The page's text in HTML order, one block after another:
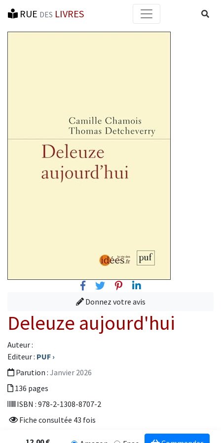
RUE DES LIVRES
FacebookTwitterPinterest
Linkedin
Donnez votre avis
Deleuze aujourd'hui
Auteur :
Editeur : PUF ›
Parution : Janvier 2026
136 pages
ISBN : 978-2-1308-8707-2
Fiche consultée 43 fois